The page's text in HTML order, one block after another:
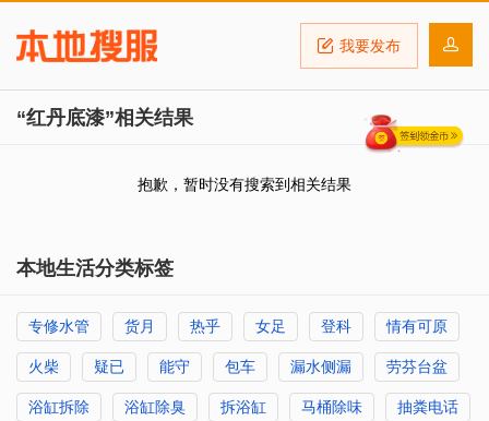
我要发布
“红丹底漆”相关结果
抱歉，暂时没有搜索到相关结果
本地生活分类标签
专修水管 货月 热乎 女足 登科 情有可原
火柴 疑已 能守 包车 漏水侧漏 劳芬台盆
浴缸拆除 浴缸除臭 拆浴缸 马桶除味 抽粪电话